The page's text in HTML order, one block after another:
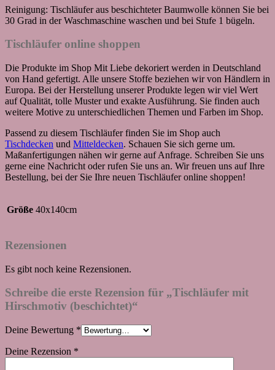
Reinigung: Tischläufer aus beschichteter Baumwolle können Sie bei
30 Grad in der Waschmaschine waschen und bei Stufe 1 bügeln.
Tischläufer online shoppen
Die Produkte im Shop Mit Liebe dekoriert werden in Deutschland
von Hand gefertigt. Alle unsere Stoffe beziehen wir von Händlern in
Europa. Bei der Herstellung unserer Produkte legen wir viel Wert
auf Qualität, tolle Muster und exakte Ausführung. Sie finden auch
weitere Motive zu unterschiedlichen Themen und Farben im Shop.
Passend zu diesem Tischläufer finden Sie im Shop auch
Tischdecken und Mitteldecken. Schauen Sie sich gerne um.
Maßanfertigungen nähen wir gerne auf Anfrage. Schreiben Sie uns
gerne eine Nachricht oder rufen Sie uns an. Wir freuen uns auf Ihre
Bestellung, bei der Sie Ihre neuen Tischläufer online shoppen!
Größe 40x140cm
Rezensionen
Es gibt noch keine Rezensionen.
Schreibe die erste Rezension für „Tischläufer mit
Hirschmotiv (beschichtet)“
Deine Bewertung *
Deine Rezension *